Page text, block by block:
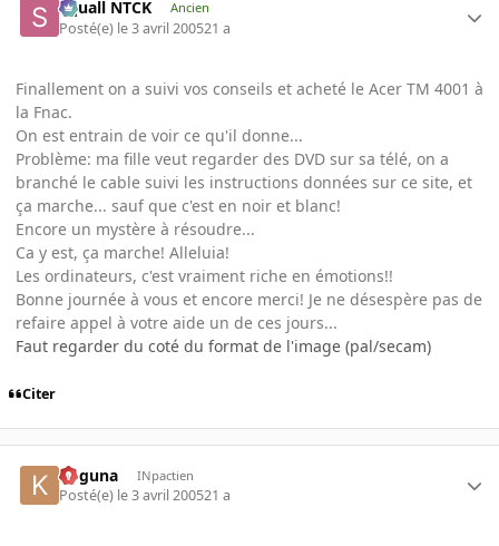
Squall NTCK Ancien
Posté(e) le 3 avril 200521 a
Finallement on a suivi vos conseils et acheté le Acer TM 4001 à
la Fnac.
On est entrain de voir ce qu'il donne...
Problème: ma fille veut regarder des DVD sur sa télé, on a
branché le cable suivi les instructions données sur ce site, et
ça marche... sauf que c'est en noir et blanc!
Encore un mystère à résoudre...
Ca y est, ça marche! Alleluia!
Les ordinateurs, c'est vraiment riche en émotions!!
Bonne journée à vous et encore merci! Je ne désespère pas de
refaire appel à votre aide un de ces jours...
Faut regarder du coté du format de l'image (pal/secam)
Citer
Koguna INpactien
Posté(e) le 3 avril 200521 a